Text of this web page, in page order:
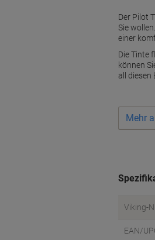
Der Pilot
Sie
einer
Die Tinte
können
all diesen
Wird
Mehr
Viking-
EAN/